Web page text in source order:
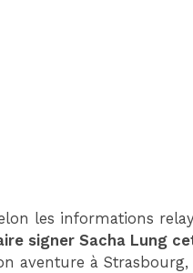
les informations
signer Sacha Lung
aventure à